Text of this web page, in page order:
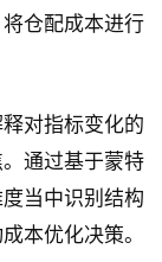
仓配成本进行
对指标变化的
通过基于蒙特
当中识别结构
本优化决策。